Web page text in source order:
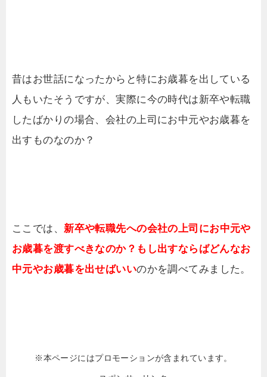
昔はお世話になったからと特にお歳暮を出している
人もいたそうですが、実際に今の時代は新卒や転職
したばかりの場合、会社の上司にお中元やお歳暮を
出すものなのか？
ここでは、新卒や転職先への会社の上司にお中元や
お歳暮を渡すべきなのか？もし出すならばどんなお
中元やお歳暮を出せばいいのかを調べてみました。
※本ページにはプロモーションが含まれています。